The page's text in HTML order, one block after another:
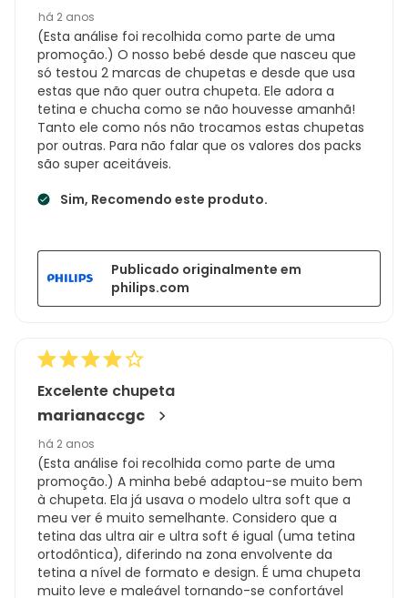
há 2 anos
(Esta análise foi recolhida como parte de uma
promoção.) O nosso bebé desde que nasceu que
só testou 2 marcas de chupetas e desde que usa
estas que não quer outra chupeta. Ele adora a
tetina e chucha como se não houvesse amanhã!
Tanto ele como nós não trocamos estas chupetas
por outras. Para não falar que os valores dos packs
são super aceitáveis.
Sim, Recomendo este produto.
Publicado originalmente em
philips.com
Excelente chupeta
marianaccgc
há 2 anos
(Esta análise foi recolhida como parte de uma
promoção.) A minha bebé adaptou-se muito bem
à chupeta. Ela já usava o modelo ultra soft que a
meu ver é muito semelhante. Considero que a
tetina das ultra air e ultra soft é igual (uma tetina
ortodôntica), diferindo na zona envolvente da
tetina a nível de formato e design. É uma chupeta
muito leve e maleável tornando-se confortável